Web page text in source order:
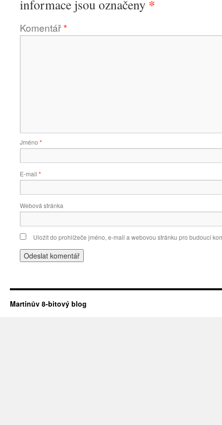
informace jsou označeny *
Komentář*
Jméno *
E-mail *
Webová stránka
Uložit do prohlížeče jméno, e-mail a webovou stránku pro budoucí
Martinův 8-bitový blog